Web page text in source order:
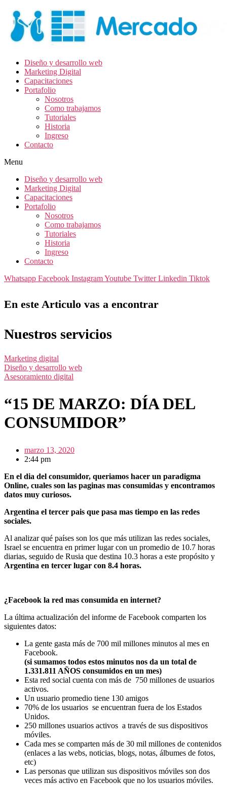
Diseño y desarrollo web
Marketing Digital
Capacitaciones
Portafolio
Nosotros
Como trabajamos
Tutoriales
Historia
Ingreso
Contacto
Menu
Diseño y desarrollo web
Marketing Digital
Capacitaciones
Portafolio
Nosotros
Como trabajamos
Tutoriales
Historia
Ingreso
Contacto
Whatsapp Facebook InstagramYoutube Twitter Linkedin Tiktok
En este Articulo vas a encontrar
Nuestros servicios
Marketing digital
Diseño y desarrollo web
Asesoramiento digital
“15 DE MARZO: DÍA DEL
CONSUMIDOR”
marzo 13, 2020
2:44 pm
En el dia del consumidor, queriamos hacer un paradigma
Online, cuales son las paginas mas consumidas y encontramos
datos muy curiosos.
Argentina el tercer pais que pasa mas tiempo en las redes
sociales.
Al analizar qué países son los que más utilizan las redes sociales,
Israel se encuentra en primer lugar con un promedio de 10.7 horas
diarias, seguido de Rusia que destina 10.3 horas a este propósito y
Argentina en tercer lugar con 8.4 horas.
¿Facebook la red mas consumida en internet?
La última actualización del informe de Facebook comparten los
siguientes datos:
La gente gasta más de 700 mil millones minutos al mes en
Facebook.
(si sumamos todos estos minutos nos da un total de
1.331.811 AÑOS consumidos en un mes)
Esta red social cuenta con más de 750 millones de usuarios
activos.
Un usuario promedio tiene 130 amigos
70% de los usuarios se encuentran fuera de los Estados
Unidos.
250 millones usuarios activos a través de sus dispositivos
móviles.
Cada mes se comparten más de 30 mil millones de contenidos
(enlaces a las webs, noticias, blogs, notas, álbumes de fotos,
etc)
Las personas que utilizan sus dispositivos móviles son dos
veces más activo en Facebook que no los usuarios móviles.